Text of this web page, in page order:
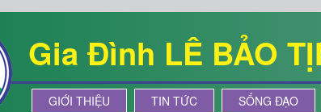
Gia Đình LÊ BẢO
GIỚI THIỆU TIN TỨC SỐNG ĐẠO